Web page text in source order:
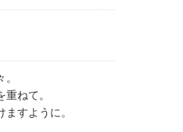
ねて。
すように。